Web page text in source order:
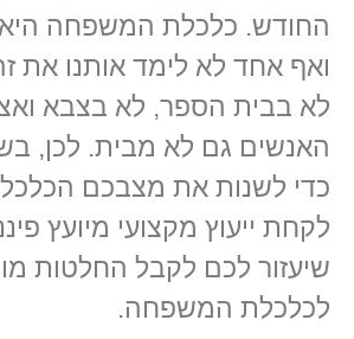
החודש. כלכלת המשפחה היא
ואף אחד לא לימד אותנו את
לא בבית הספר, לא בצבא
האנשים גם לא מבית. לכן,
כדי לשנות את מצבכם
לקחת ייעוץ מקצועי מיועץ
שיעזור לכם לקבל החלטות
לכלכלת המשפחה.